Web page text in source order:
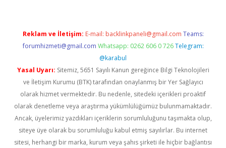
Reklam ve İletişim: E-mail: backlinkpaneli@gmail.com Teams:
forumhizmeti@gmail.com Whatsapp: 0262 606 0 726 Telegram:
@karabul
Yasal Uyarı: Sitemiz, 5651 Sayılı Kanun gereğince Bilgi Teknolojileri
ve İletişim Kurumu (BTK) tarafından onaylanmış bir Yer Sağlayıcı
olarak hizmet vermektedir. Bu nedenle, sitedeki içerikleri proaktif
olarak denetleme veya araştırma yükümlülüğümüz bulunmamaktadır.
Ancak, üyelerimiz yazdıkları içeriklerin sorumluluğunu taşımakta olup,
siteye üye olarak bu sorumluluğu kabul etmiş sayılırlar. Bu internet
sitesi, herhangi bir marka, kurum veya şahıs şirketi ile hiçbir bağlantısı